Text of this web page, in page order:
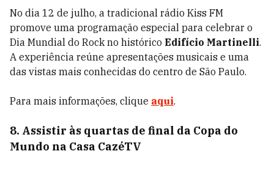
No dia 12 de julho, a tradicional rádio Kiss FM
promove uma programação especial para celebrar o
Dia Mundial do Rock no histórico Edifício Martinelli.
A experiência reúne apresentações musicais e uma
das vistas mais conhecidas do centro de São Paulo.
Para mais informações, clique aqui.
8. Assistir às quartas de final da Copa do
Mundo na Casa CazéTV